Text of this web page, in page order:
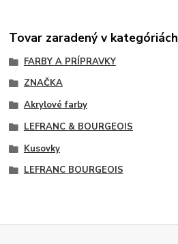
Tovar zaradený v kategóriách
FARBY A PRÍPRAVKY
ZNAČKA
Akrylové farby
LEFRANC & BOURGEOIS
Kusovky
LEFRANC BOURGEOIS